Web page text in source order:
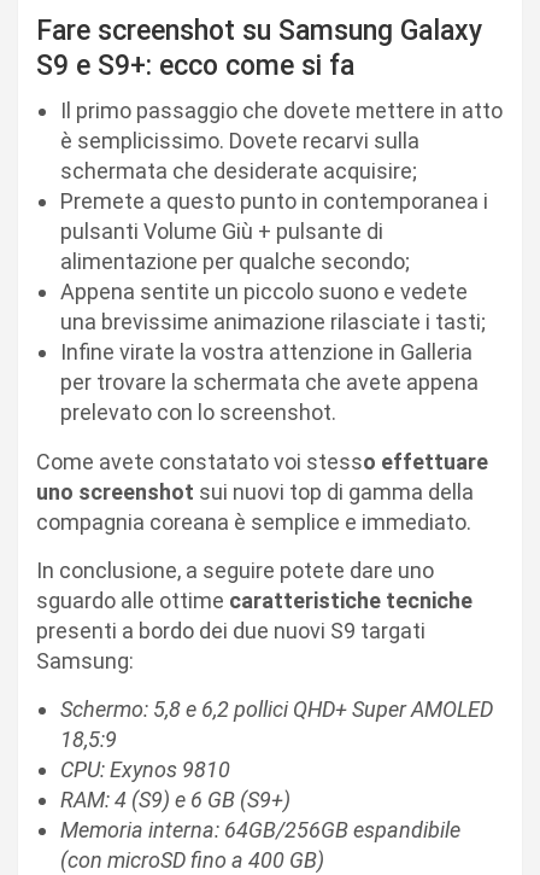
Fare screenshot su Samsung Galaxy
S9 e S9+: ecco come si fa
Il primo passaggio che dovete mettere in atto
è semplicissimo. Dovete recarvi sulla
schermata che desiderate acquisire;
Premete a questo punto in contemporanea i
pulsanti Volume Giù + pulsante di
alimentazione per qualche secondo;
Appena sentite un piccolo suono e vedete
una brevissime animazione rilasciate i tasti;
Infine virate la vostra attenzione in Galleria
per trovare la schermata che avete appena
prelevato con lo screenshot.
Come avete constatato voi stesso effettuare
uno screenshot sui nuovi top di gamma della
compagnia coreana è semplice e immediato.
In conclusione, a seguire potete dare uno
sguardo alle ottime caratteristiche tecniche
presenti a bordo dei due nuovi S9 targati
Samsung:
Schermo: 5,8 e 6,2 pollici QHD+ Super AMOLED
18,5:9
CPU: Exynos 9810
RAM: 4 (S9) e 6 GB (S9+)
Memoria interna: 64GB/256GB espandibile
(con microSD fino a 400 GB)